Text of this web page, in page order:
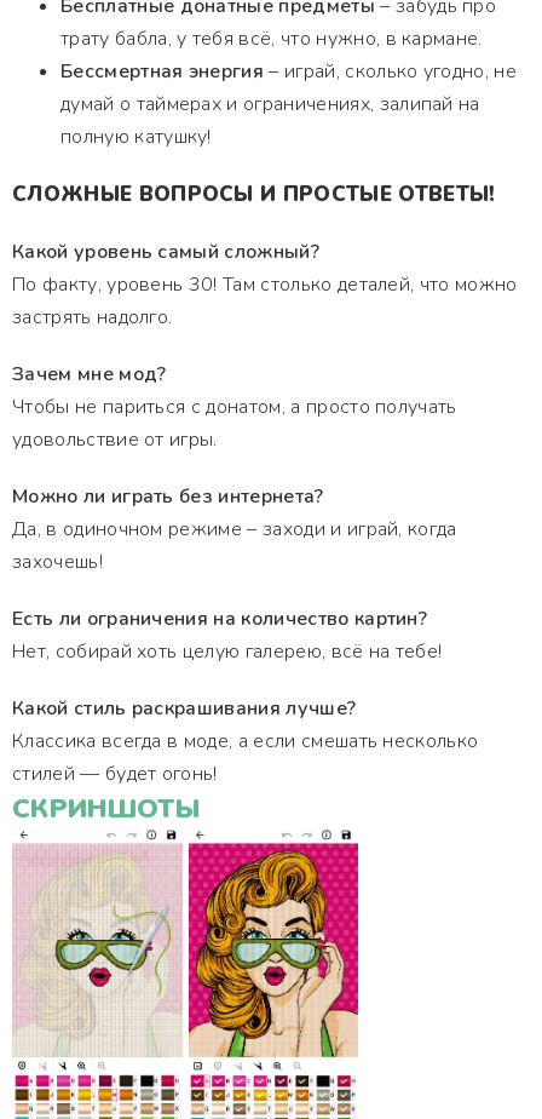
Бесплатные донатные предметы – забудь про
трату бабла, у тебя всё, что нужно, в кармане.
Бессмертная энергия – играй, сколько угодно, не
думай о таймерах и ограничениях, залипай на
полную катушку!
СЛОЖНЫЕ ВОПРОСЫ И ПРОСТЫЕ ОТВЕТЫ!
Какой уровень самый сложный?
По факту, уровень 30! Там столько деталей, что можно
застрять надолго.
Зачем мне мод?
Чтобы не париться с донатом, а просто получать
удовольствие от игры.
Можно ли играть без интернета?
Да, в одиночном режиме – заходи и играй, когда
захочешь!
Есть ли ограничения на количество картин?
Нет, собирай хоть целую галерею, всё на тебе!
Какой стиль раскрашивания лучше?
Классика всегда в моде, а если смешать несколько
стилей — будет огонь!
СКРИНШОТЫ